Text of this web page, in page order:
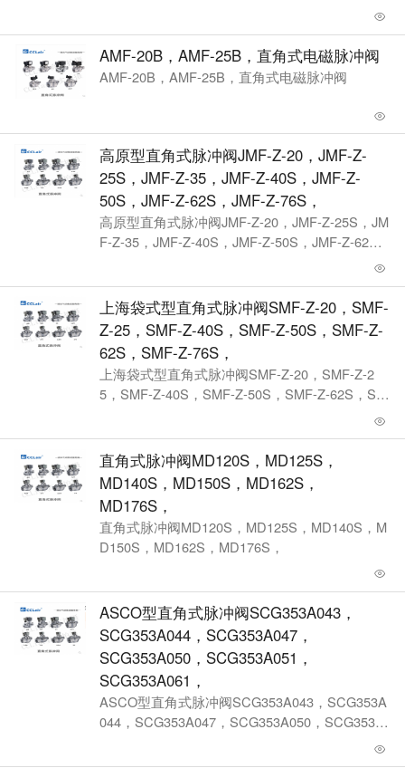
AMF-20B，AMF-25B，直角式电磁脉冲阀
AMF-20B，AMF-25B，直角式电磁脉冲阀
高原型直角式脉冲阀JMF-Z-20，JMF-Z-
25S，JMF-Z-35，JMF-Z-40S，JMF-Z-
50S，JMF-Z-62S，JMF-Z-76S，
高原型直角式脉冲阀JMF-Z-20，JMF-Z-25S，JM
F-Z-35，JMF-Z-40S，JMF-Z-50S，JMF-Z-62
上海袋式型直角式脉冲阀SMF-Z-20，SMF-
Z-25，SMF-Z-40S，SMF-Z-50S，SMF-Z-
62S，SMF-Z-76S，
上海袋式型直角式脉冲阀SMF-Z-20，SMF-Z-2
5，SMF-Z-40S，SMF-Z-50S，SMF-Z-62S，SM
直角式脉冲阀MD120S，MD125S，
MD140S，MD150S，MD162S，
MD176S，
直角式脉冲阀MD120S，MD125S，MD140S，M
D150S，MD162S，MD176S，
ASCO型直角式脉冲阀SCG353A043，
SCG353A044，SCG353A047，
SCG353A050，SCG353A051，
SCG353A061，
ASCO型直角式脉冲阀SCG353A043，SCG353A
044，SCG353A047，SCG353A050，SCG353A